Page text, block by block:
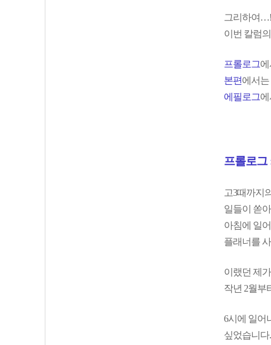
그리하여…!
이번 칼럼
프롤로그
본편에서
에필로그
프롤로그
고3때까지
일들이 쏟
아침에 일
플래너를
이랬던 제가
작년 2월부
6시에 일어
싶었습니다.